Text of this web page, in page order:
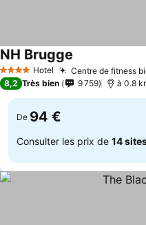
4 Étoiles Hotel Centre de fitness
NH Brugge
8,2 Très bien 9 759 à 0.8
De 94 €
Consulter les prix de 14